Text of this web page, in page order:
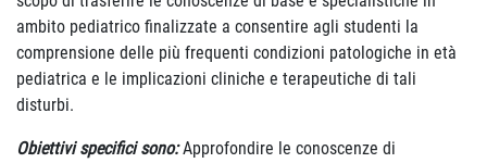
ambito pediatrico finalizzate a consentire agli studenti la
comprensione delle più frequenti condizioni patologiche in età
pediatrica e le implicazioni cliniche e terapeutiche di tali
disturbi.
Obiettivi specifici sono:Approfondire le conoscenze di